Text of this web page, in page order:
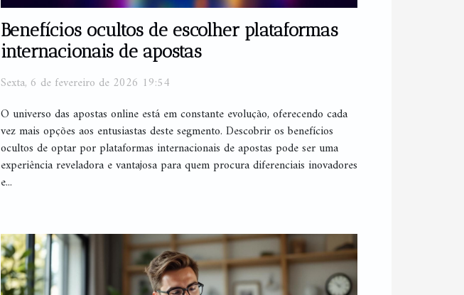
Benefícios ocultos de escolher plataformas
internacionais de apostas
Sexta, 6 de fevereiro de 2026 19:54
O universo das apostas online está em constante evolução, oferecendo cada
vez mais opções aos entusiastas deste segmento. Descobrir os benefícios
ocultos de optar por plataformas internacionais de apostas pode ser uma
experiência reveladora e vantajosa para quem procura diferenciais inovadores
e...